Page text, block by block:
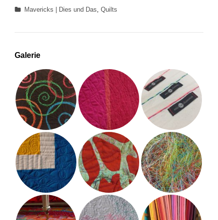
Palmen
Categories
Mavericks | Dies und Das, Quilts
Galerie